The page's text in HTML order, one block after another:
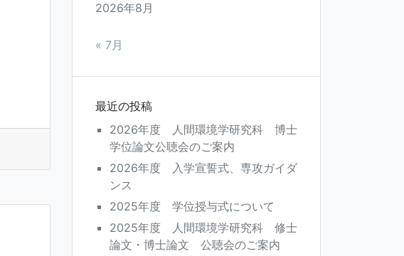
2026年8月
« 7月
最近の投稿
2026年度 人間環境学研究科 博士
学位論文公聴会のご案内
2026年度 入学宣誓式、専攻ガイダ
ンス
2025年度 学位授与式について
2025年度 人間環境学研究科 修士
論文・博士論文 公聴会のご案内